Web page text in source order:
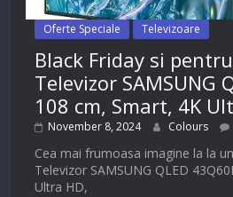
Oferte Speciale Televizoare
Black Friday si
Televizor SAMSUNG
108 cm, Smart, 4K
November 8, 2024 Colours
Cea mai frumoasa imagine la la
Televizor SAMSUNG QLED
Ultra HD,